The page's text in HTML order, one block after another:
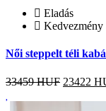
Eladás
Kedvezmény
Női steppelt téli
33459 HUF 23422